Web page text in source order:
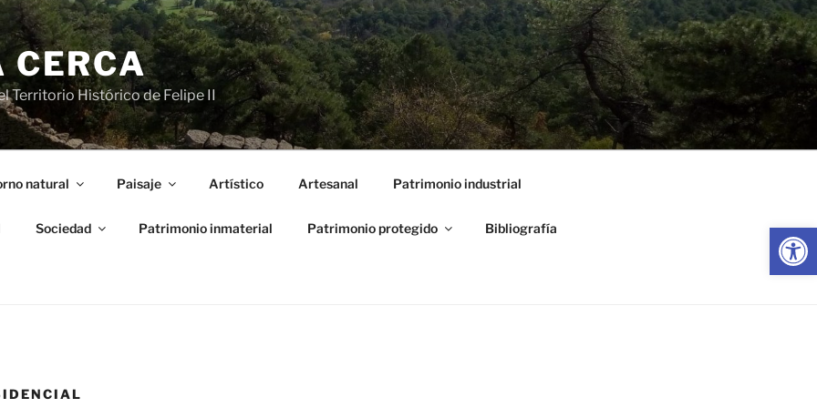
Abrir
CERCA
Territorio Histórico de Felipe II
natural Paisaje Artístico Artesanal Patrimonio industrial
Sociedad Patrimonio inmaterial Patrimonio protegido Bibliografía